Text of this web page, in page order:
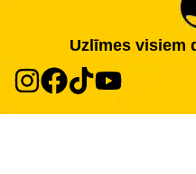
Uzlīmes visiem